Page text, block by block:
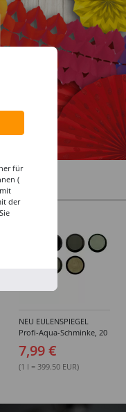
NEU EULENSPIEGEL
Profi-Aqua-Schminke, 20
Grau-Töne -
Verschiedene Farben
7,99 €
(1 l = 399.50 EUR)
für
(
der